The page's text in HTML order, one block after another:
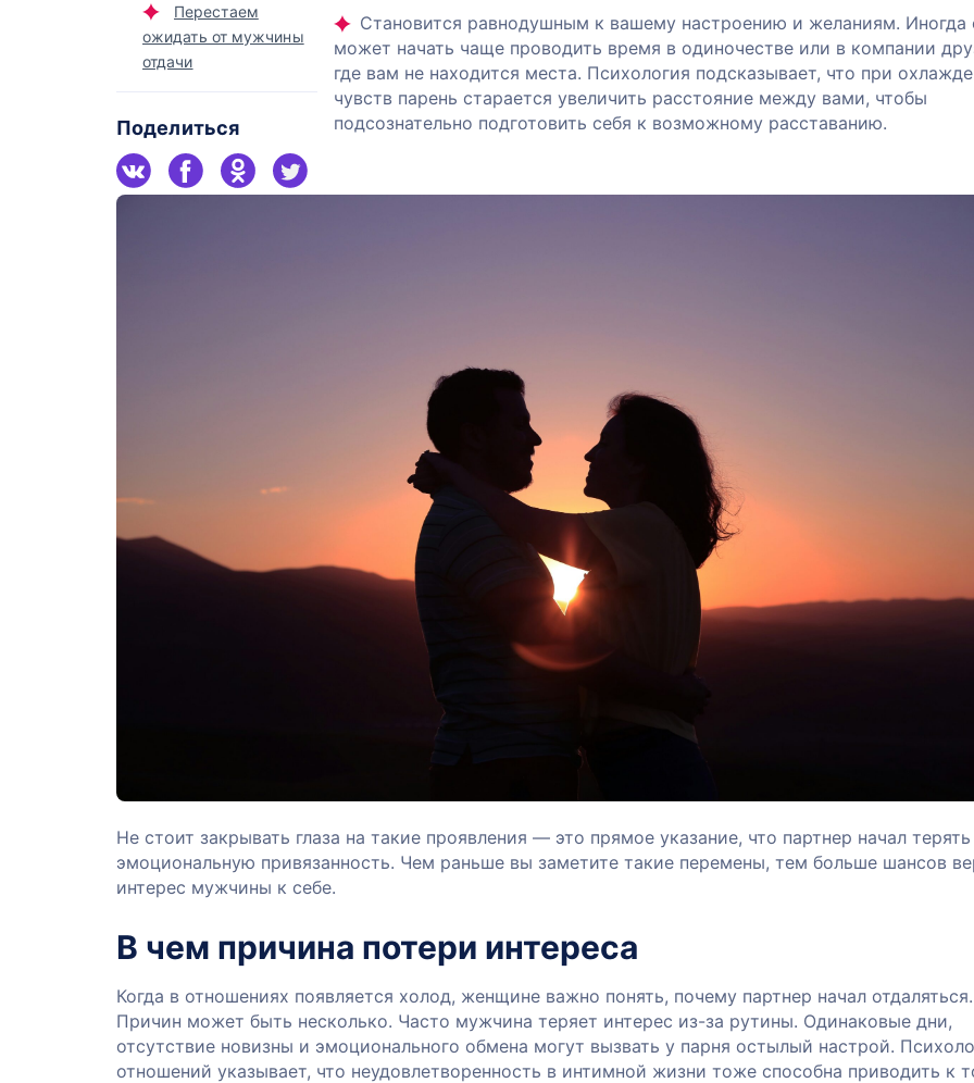
Перестаем
ожидать от мужчины
отдачи
Поделиться
Становится равнодушным к вашему настроению и желаниям. Иногда
может начать чаще проводить время в одиночестве или в компании
где вам не находится места. Психология подсказывает, что при
чувств парень старается увеличить расстояние между вами, чтобы
подсознательно подготовить себя к возможному расставанию.
Не стоит закрывать глаза на такие проявления — это прямое указание, что партнер начал терять
эмоциональную привязанность. Чем раньше вы заметите такие перемены, тем больше шансов
интерес мужчины к себе.
В чем причина потери интереса
Когда в отношениях появляется холод, женщине важно понять, почему партнер начал отдаляться.
Причин может быть несколько. Часто мужчина теряет интерес из-за рутины. Одинаковые дни,
отсутствие новизны и эмоционального обмена могут вызвать у парня остылый настрой.
отношений указывает, что неудовлетворенность в интимной жизни тоже способна приводить к